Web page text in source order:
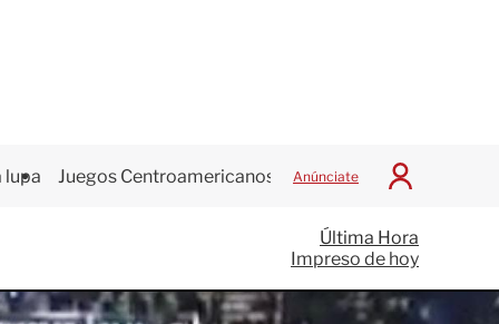
lupa Juegos Centroamericanos Anúnciate
I
c
i
a
r
Última Hora
Impreso de hoy